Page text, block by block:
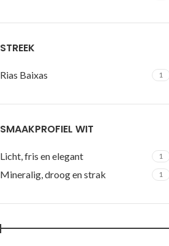
STREEK
Rias Baixas 1
SMAAKPROFIEL WIT
Licht, fris en elegant 1
Mineralig, droog en strak 1